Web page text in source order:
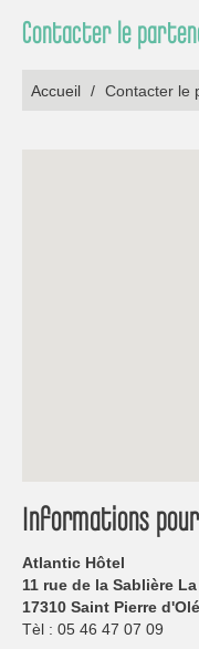
Contacter le
Accueil / Contacter le
Informations
Atlantic Hôtel
11 rue de la Sablière
17310 Saint Pierre
Tèl : 05 46 47 07 09